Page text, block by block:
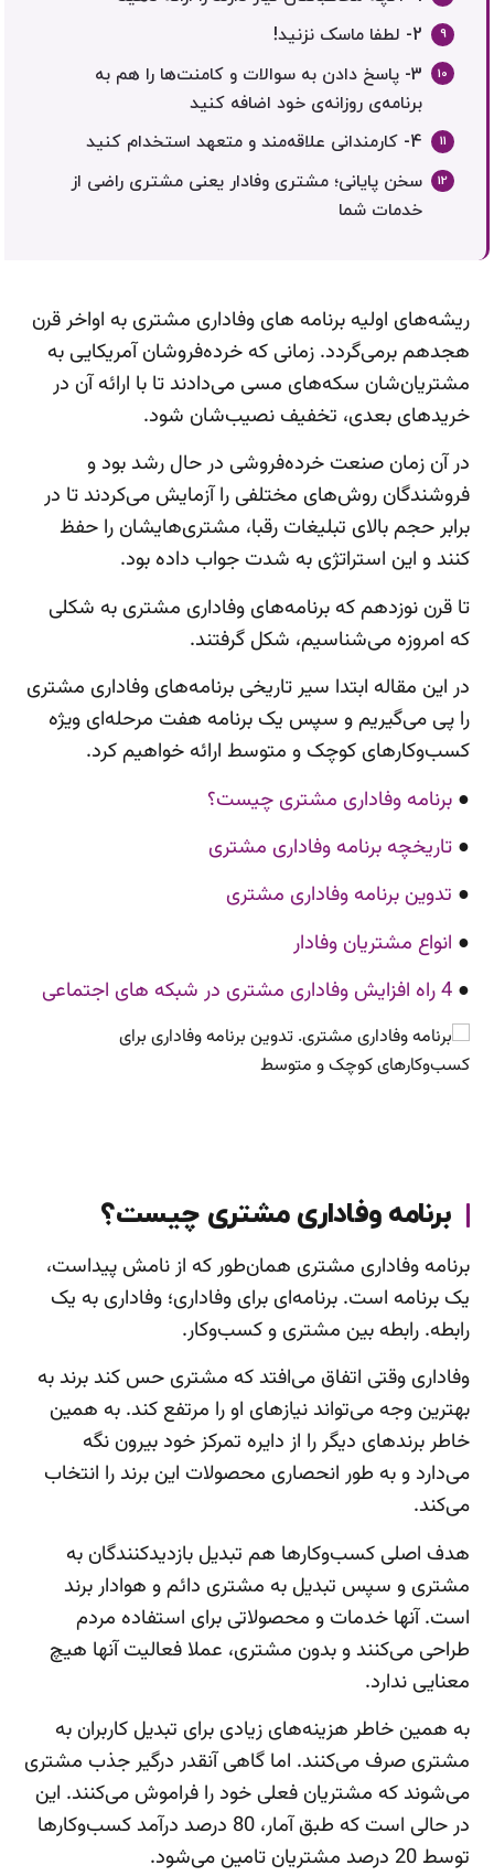
2- لطفا ماسک نزنید!
3- پاسخ دادن به سوالات و کامنت‌ها را هم به
برنامه‌ی روزانه‌ی خود اضافه کنید
4- کارمندانی علاقه‌مند و متعهد استخدام کنید
سخن پایانی؛ مشتری وفادار یعنی مشتری راضی از
خدمات شما
ریشه‌های اولیه برنامه های وفاداری مشتری به اواخر قرن
هجدهم برمی‌گردد. زمانی که خرده‌فروشان آمریکایی به
مشتریان‌شان سکه‌های مسی می‌دادند تا با ارائه آن در
خریدهای بعدی، تخفیف نصیب‌شان شود.
در آن زمان صنعت خرده‌فروشی در حال رشد بود و
فروشندگان روش‌های مختلفی را آزمایش می‌کردند تا در
برابر حجم بالای تبلیغات رقبا، مشتری‌هایشان را حفظ
کنند و این استراتژی به شدت جواب داده بود.
تا قرن نوزدهم که برنامه‌های وفاداری مشتری به شکلی
که امروزه می‌شناسیم، شکل گرفتند.
در این مقاله ابتدا سیر تاریخی برنامه‌های وفاداری مشتری
را پی می‌گیریم و سپس یک برنامه هفت مرحله‌ای ویژه
کسب‌وکارهای کوچک و متوسط ارائه خواهیم کرد.
● برنامه وفاداری مشتری چیست؟
● تاریخچه برنامه وفاداری مشتری
● تدوین برنامه وفاداری مشتری
● انواع مشتریان وفادار
●
برنامه وفاداری مشتری چیست؟
برنامه وفاداری مشتری همان‌طور که از نامش پیداست،
یک برنامه است. برنامه‌ای برای وفاداری؛ وفاداری به یک
رابطه. رابطه بین مشتری و کسب‌وکار.
وفاداری وقتی اتفاق می‌افتد که مشتری حس کند برند به
بهترین وجه می‌تواند نیازهای او را مرتفع کند. به همین
خاطر برندهای دیگر را از دایره تمرکز خود بیرون نگه
می‌دارد و به طور انحصاری محصولات این برند را انتخاب
می‌کند.
هدف اصلی کسب‌وکارها هم تبدیل بازدیدکنندگان به
مشتری و سپس تبدیل به مشتری دائم و هوادار برند
است. آنها خدمات و محصولاتی برای استفاده مردم
طراحی می‌کنند و بدون مشتری، عملا فعالیت آنها هیچ
معنایی ندارد.
به همین خاطر هزینه‌های زیادی برای تبدیل کاربران به
مشتری صرف می‌کنند. اما گاهی آنقدر درگیر جذب مشتری
می‌شوند که مشتریان فعلی خود را فراموش می‌کنند. این
در حالی است که طبق آمار، 80 درصد درآمد کسب‌وکارها
توسط 20 درصد مشتریان تامین می‌شود.